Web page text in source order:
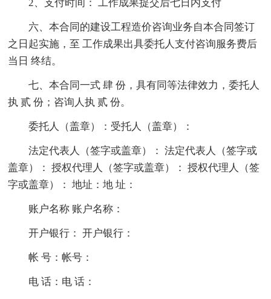
2、支付时间： 工作成果提交后七日内支付
六、本合同的建设工程造价咨询业务自本合同签订
之日起实施，至 工作成果出具委托人支付咨询服务费后
当日 终结。
七、本合同一式 肆 份，具有同等法律效力，委托人
执 贰 份；咨询人执 贰 份。
委托人（盖章）：受托人（盖章）：
法定代表人（签字或盖章）： 法定代表人（签字或
盖章）： 授权代理人（签字或盖章）： 授权代理人（签
字或盖章）： 地址：地 址：
账户名称 账户名称：
开户银行： 开户银行：
帐 号：帐号：
电 话：电 话：